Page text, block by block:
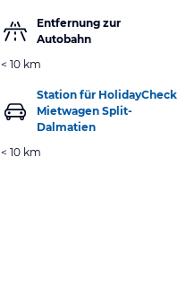
Entfernung zur
Autobahn
< 10 km
Station für HolidayCheck
Mietwagen Split-
Dalmatien
< 10 km